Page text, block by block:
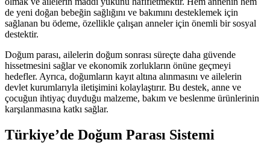
de yeni doğan bebeğin sağlığını ve bakımını desteklemek için
sağlanan bu ödeme, özellikle çalışan anneler için önemli bir sosyal
destektir.
Doğum parası, ailelerin doğum sonrası süreçte daha güvende
hissetmesini sağlar ve ekonomik zorlukların önüne geçmeyi
hedefler. Ayrıca, doğumların kayıt altına alınmasını ve ailelerin
devlet kurumlarıyla iletişimini kolaylaştırır. Bu destek, anne ve
çocuğun ihtiyaç duyduğu malzeme, bakım ve beslenme ürünlerinin
karşılanmasına katkı sağlar.
Türkiye’de Doğum Parası Sistemi